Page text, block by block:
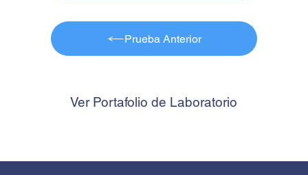
Prueba Anterior
Ver Portafolio de Laboratorio